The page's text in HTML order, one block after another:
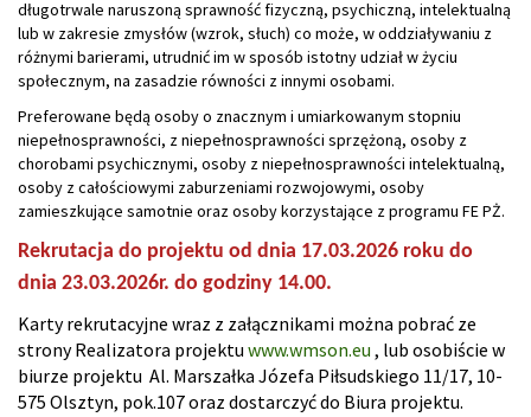
długotrwale naruszoną sprawność fizyczną, psychiczną, intelektualną
lub w zakresie zmysłów (wzrok, słuch) co może, w oddziaływaniu z
różnymi barierami, utrudnić im w sposób istotny udział w życiu
społecznym, na zasadzie równości z innymi osobami.
Preferowane będą osoby o znacznym i umiarkowanym stopniu
niepełnosprawności, z niepełnosprawności sprzężoną, osoby z
chorobami psychicznymi, osoby z niepełnosprawności intelektualną,
osoby z całościowymi zaburzeniami rozwojowymi, osoby
zamieszkujące samotnie oraz osoby korzystające z programu FE PŻ.
Rekrutacja do projektu od dnia 17.03.2026 roku do
dnia 23.03.2026r. do godziny 14.00.
Karty rekrutacyjne wraz z załącznikami można pobrać ze
strony Realizatora projektu www.wmson.eu , lub osobiście w
biurze projektu Al. Marszałka Józefa Piłsudskiego 11/17, 10-
575 Olsztyn, pok.107 oraz dostarczyć do Biura projektu.